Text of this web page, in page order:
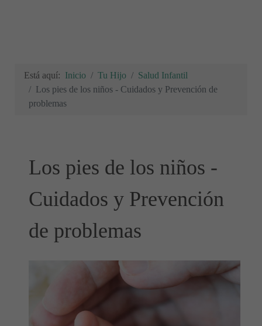
Está aquí: Inicio Tu Hijo
Salud Infantil
Los pies de los niños - Cuidados y Prevención de
problemas
Los pies de los niños -
Cuidados y Prevención
de problemas